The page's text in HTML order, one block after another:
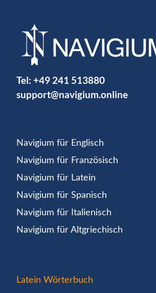
Tel: +49 241 513880
support@navigium.online
Navigium für Englisch
Navigium für Französisch
Navigium für Latein
Navigium für Spanisch
Navigium für Italienisch
Navigium für Altgriechisch
Latein Wörterbuch